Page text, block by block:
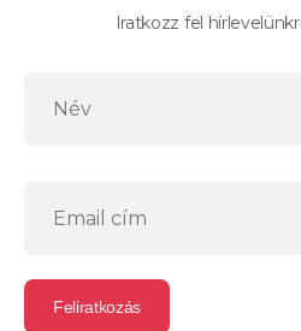
Iratkozz fel